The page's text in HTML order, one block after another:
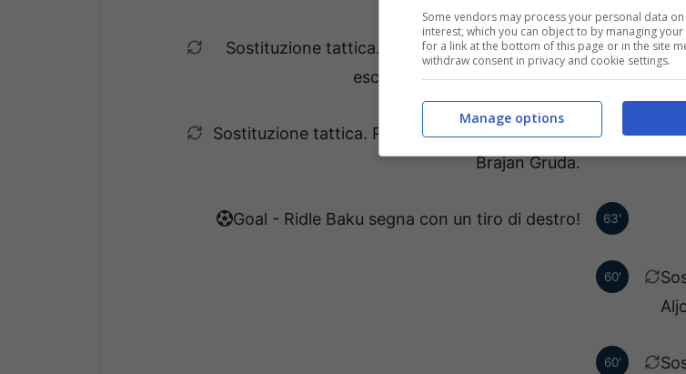
68'
Sostituzione tattica. Forzan Assan Ouedraogo
esce ed entra Conrad Harder.
Sostituzione tattica. Romulo Cruz esce ed entra
Brajan Gruda.
63'
Goal - Ridle Baku segna con un tiro di destro!
60'
60'
Some vendors may process your personal data
interest, which you can object to by managing
for a link at the bottom of this page or in the site
withdraw consent in privacy and cookie settings.
Manage options